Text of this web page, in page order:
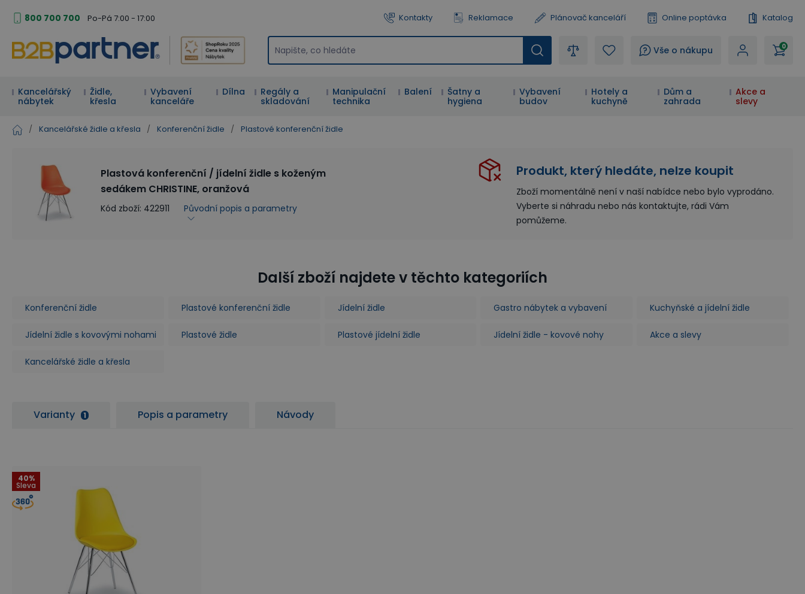
800 700 700 Po-Pá 7:00 - 17:00 Kontakty Reklamace Plánovač kanceláří Online poptávka Katalog
? Vše o nákupu 0
Kancelářský
nábytek
Židle,
křesla
Vybavení
kanceláře
Dílna
Regály a
skladování
Manipulační
technika
Balení
Šatny a
hygiena
Vybavení
budov
Hotely a
kuchyně
Dům a
zahrada
Akce a
slevy
/ Kancelářské židle a křesla / Konferenční židle / Plastové konferenční židle
Plastová konferenční / jídelní židle s koženým
sedákem CHRISTINE, oranžová
Kód zboží: 422911 Původní popis a parametry
Produkt, který hledáte, nelze koupit
Zboží momentálně není v naší nabídce nebo bylo vyprodáno.
Vyberte si náhradu nebo nás kontaktujte, rádi Vám
pomůžeme.
Další zboží najdete v těchto kategoriích
Konferenční židle Plastové konferenční židle Jídelní židle Gastro nábytek a vybavení Kuchyňské a jídelní židle
Jídelní židle s kovovými nohami Plastové židle Plastové jídelní židle Jídelní židle - kovové nohy Akce a slevy
Kancelářské židle a křesla
Varianty 1 Popis a parametry Návody
40%
Sleva